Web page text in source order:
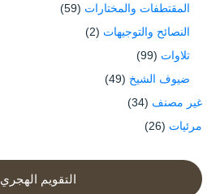
المقتطفات والمختارات (59)
النصائح والتوجيهات (2)
تلاوات (99)
ضيوف الشيخ (49)
غير مصنف (34)
مرئيات (26)
التقويم الهجري